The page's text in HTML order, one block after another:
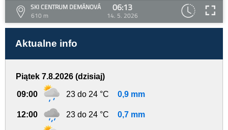
SKI CENTRUM DEMÄNOVÁ
610 m
06:13
14. 5. 2026
Aktualne info
Piątek 7.8.2026 (dzisiaj)
09:00 23 do 24 °C 0,9 mm
12:00 23 do 24 °C 0,7 mm